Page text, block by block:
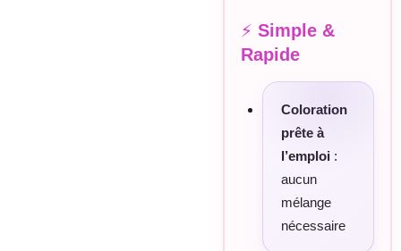
⚡ Simple &
Rapide
Coloration
prête à
l’emploi :
aucun
mélange
nécessaire